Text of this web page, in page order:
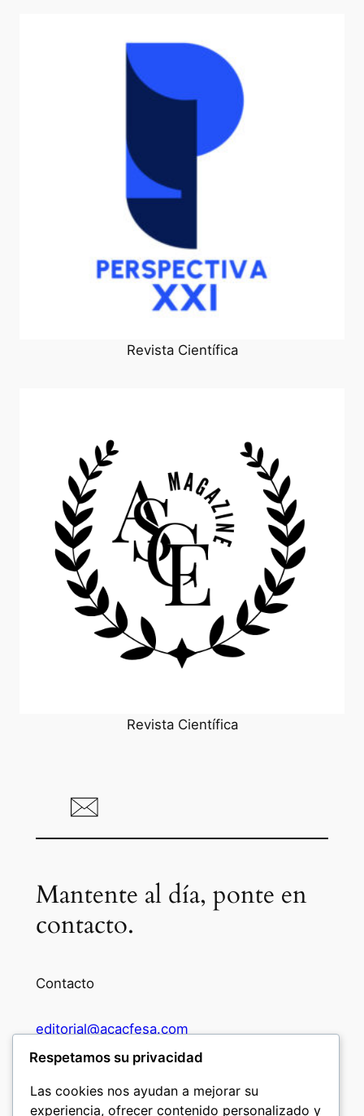
Revista Científica
Revista Científica
Mantente al día, ponte en
contacto.
Contacto
editorial@acacfesa.com
Respetamos su privacidad
Las cookies nos ayudan a mejorar su
experiencia, ofrecer contenido personalizado y